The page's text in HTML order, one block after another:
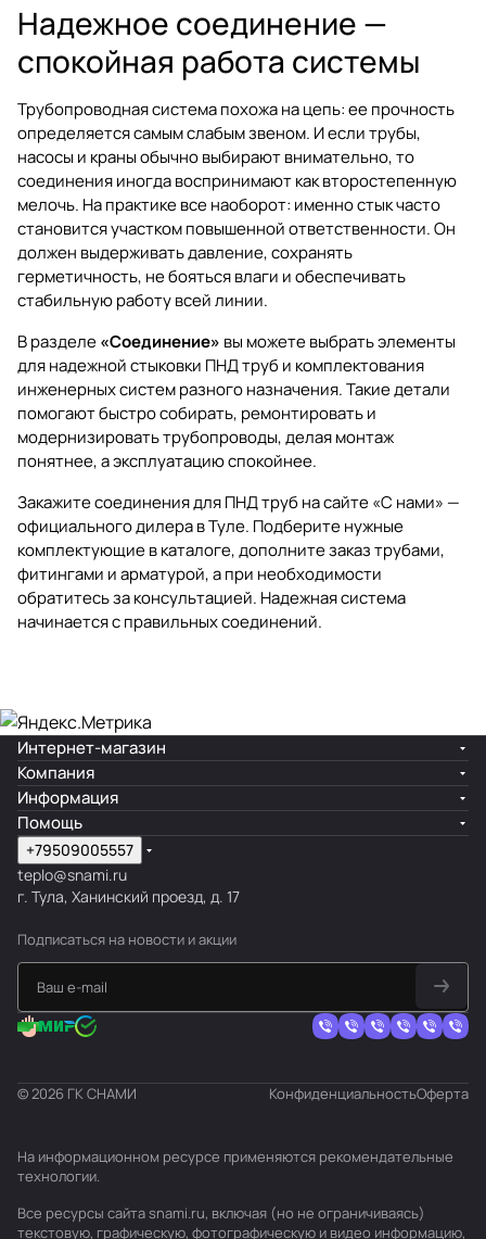
Надежное соединение —
спокойная работа системы
Трубопроводная система похожа на цепь: ее прочность
определяется самым слабым звеном. И если трубы,
насосы и краны обычно выбирают внимательно, то
соединения иногда воспринимают как второстепенную
мелочь. На практике все наоборот: именно стык часто
становится участком повышенной ответственности. Он
должен выдерживать давление, сохранять
герметичность, не бояться влаги и обеспечивать
стабильную работу всей линии.
В разделе«Соединение» вы можете выбрать элементы
для надежной стыковки ПНД труб и комплектования
инженерных систем разного назначения. Такие детали
помогают быстро собирать, ремонтировать и
модернизировать трубопроводы, делая монтаж
понятнее, а эксплуатацию спокойнее.
Закажите соединения для ПНД труб на сайте «С нами» —
официального дилера в Туле. Подберите нужные
комплектующие в каталоге, дополните заказ трубами,
фитингами и арматурой, а при необходимости
обратитесь за консультацией. Надежная система
начинается с правильных соединений.
Интернет-магазин
Компания
Информация
Помощь
+79509005557
teplo@snami.ru
г. Тула, Ханинский проезд, д. 17
Подписаться на новости и акции
© 2026 ГК СНАМИ КонфиденциальностьОферта
На информационном ресурсе применяются рекомендательные
технологии.
Все ресурсы сайта snami.ru, включая (но не ограничиваясь)
текстовую, графическую, фотографическую и видео информацию,